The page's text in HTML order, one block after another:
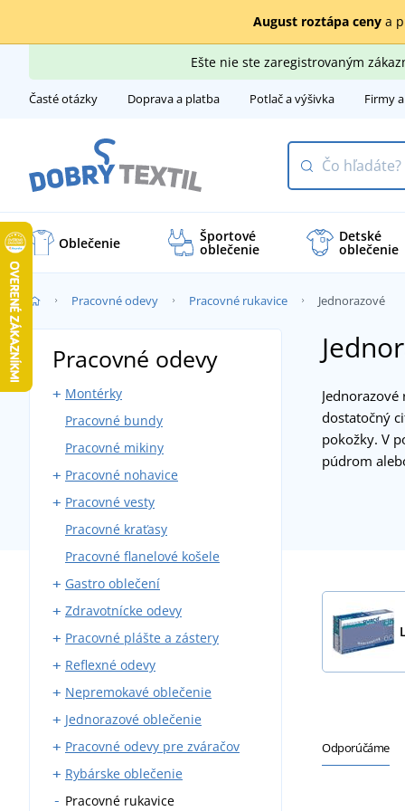
August roztápa cenya
Ešte nie ste zaregistrovaným
Časté otázky Doprava a platba Potlač a výšivka Firmy
Oblečenie Športové
oblečenie
Detské
oblečenie
Pracovné odevy Pracovné rukavice Jednorazové
dostatočný
pokožky. V
púdrom
Pracovné odevy
Montérky
Montérky s trakmi
Montérky do pása
Blúzy
Montérkové komplety
Pracovné kombinézy
Zateplené montérky
Pracovné bundy
Pracovné mikiny
Pracovné nohavice
Nohavice do pása
Nohavice s trakmi
Pracovné vesty
S vreckami
Zateplené
Pracovné kraťasy
Pracovné flanelové košele
Gastro oblečení
Pracovné nohavice
Zástery
Plášte
Košele a blúzy
Kuchárske rondóny
Kuchárske čiapky
Vesty a mikiny
Kravaty
Zdravotnícke odevy
Zdravotnícke blúzy a košele
Zdravotnícke plášte
Zdravotnícke nohavice
Zdravotnícke vesty a mikiny
Pracovné plášte a zástery
Kováčske zástery
Zváračské zástery
Reflexné odevy
Reflexné vesty
Reflexné bundy
Reflexné tričká
Reflexné mikiny
Reflexné nohavice
Nepremokavé oblečenie
Pláštenky
Nepremokavé kombinézy
Nepremokavé blúzy
Nepremokavé nohavice
Jednorazové oblečenie
Jednorazové čiapky
Jednorazové kombinézy
Rúška
Pracovné odevy pre zváračov
Zváračské rukavice
Zváračské blúzy
Rybárske oblečenie
Rybárske čižmy
Pracovné rukavice
Odporúčáme